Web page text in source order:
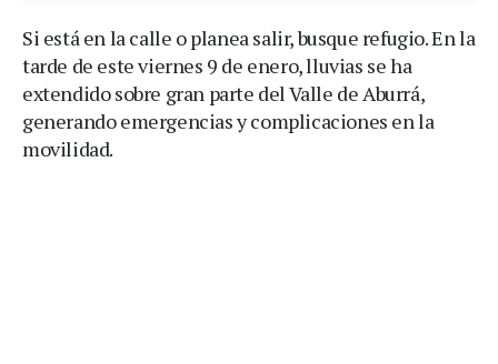
Si está en la calle o planea salir, busque refugio. En la
tarde de este viernes 9 de enero, lluvias se ha
extendido sobre gran parte del Valle de Aburrá,
generando emergencias y complicaciones en la
movilidad.